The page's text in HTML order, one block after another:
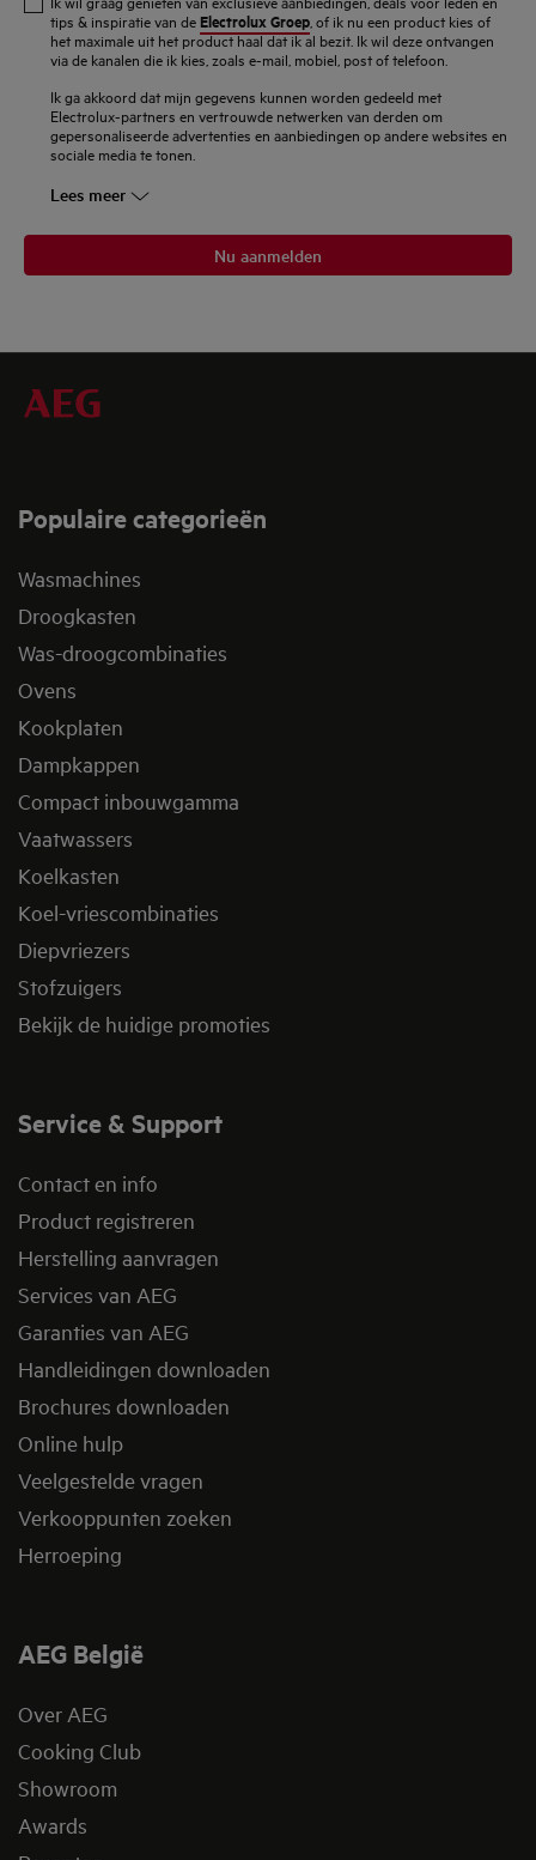
mailadres
tips & inspiratie van de Electrolux Groep , of ik nu een product kies of
het maximale uit het product haal dat ik al bezit. Ik wil deze ontvangen
via de kanalen die ik kies, zoals e-mail, mobiel, post of telefoon.
Ik ga akkoord dat mijn gegevens kunnen worden gedeeld met
Electrolux-partners en vertrouwde netwerken van derden om
gepersonaliseerde advertenties en aanbiedingen op andere websites en
sociale media te tonen.
Lees meer
Nu aanmelden
Populaire categorieën
Wasmachines
Droogkasten
Was-droogcombinaties
Ovens
Kookplaten
Dampkappen
Compact inbouwgamma
Vaatwassers
Koelkasten
Koel-vriescombinaties
Diepvriezers
Stofzuigers
Bekijk de huidige promoties
Service & Support
Contact en info
Product registreren
Herstelling aanvragen
Services van AEG
Garanties van AEG
Handleidingen downloaden
Brochures downloaden
Online hulp
Veelgestelde vragen
Verkooppunten zoeken
Herroeping
AEG België
Over AEG
Cooking Club
Showroom
Awards